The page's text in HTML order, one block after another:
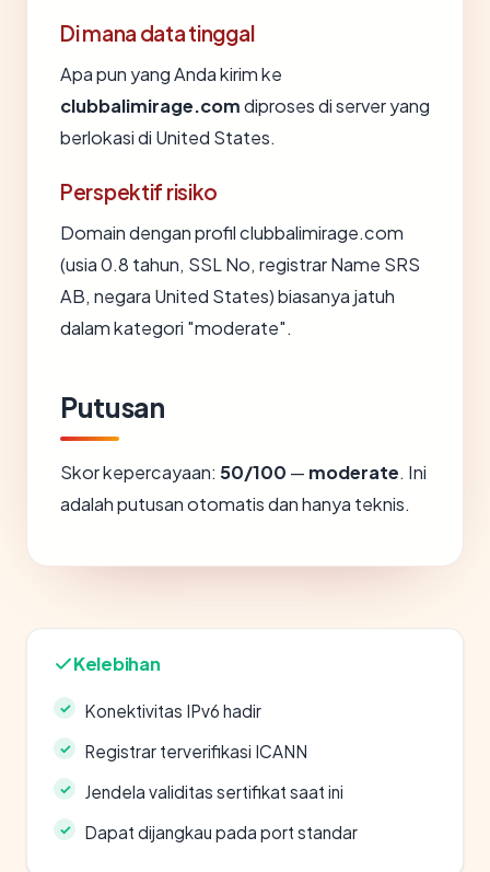
Di mana data tinggal
Apa pun yang Anda kirim ke
clubbalimirage.comdiproses di server yang
berlokasi di United States.
Perspektif risiko
Domain dengan profil clubbalimirage.com
(usia 0.8 tahun, SSL No, registrar Name SRS
AB, negara United States) biasanya jatuh
dalam kategori "moderate".
Putusan
Skor kepercayaan: 50/100 — moderate. Ini
adalah putusan otomatis dan hanya teknis.
Kelebihan
Konektivitas IPv6 hadir
Registrar terverifikasi ICANN
Jendela validitas sertifikat saat ini
Dapat dijangkau pada port standar